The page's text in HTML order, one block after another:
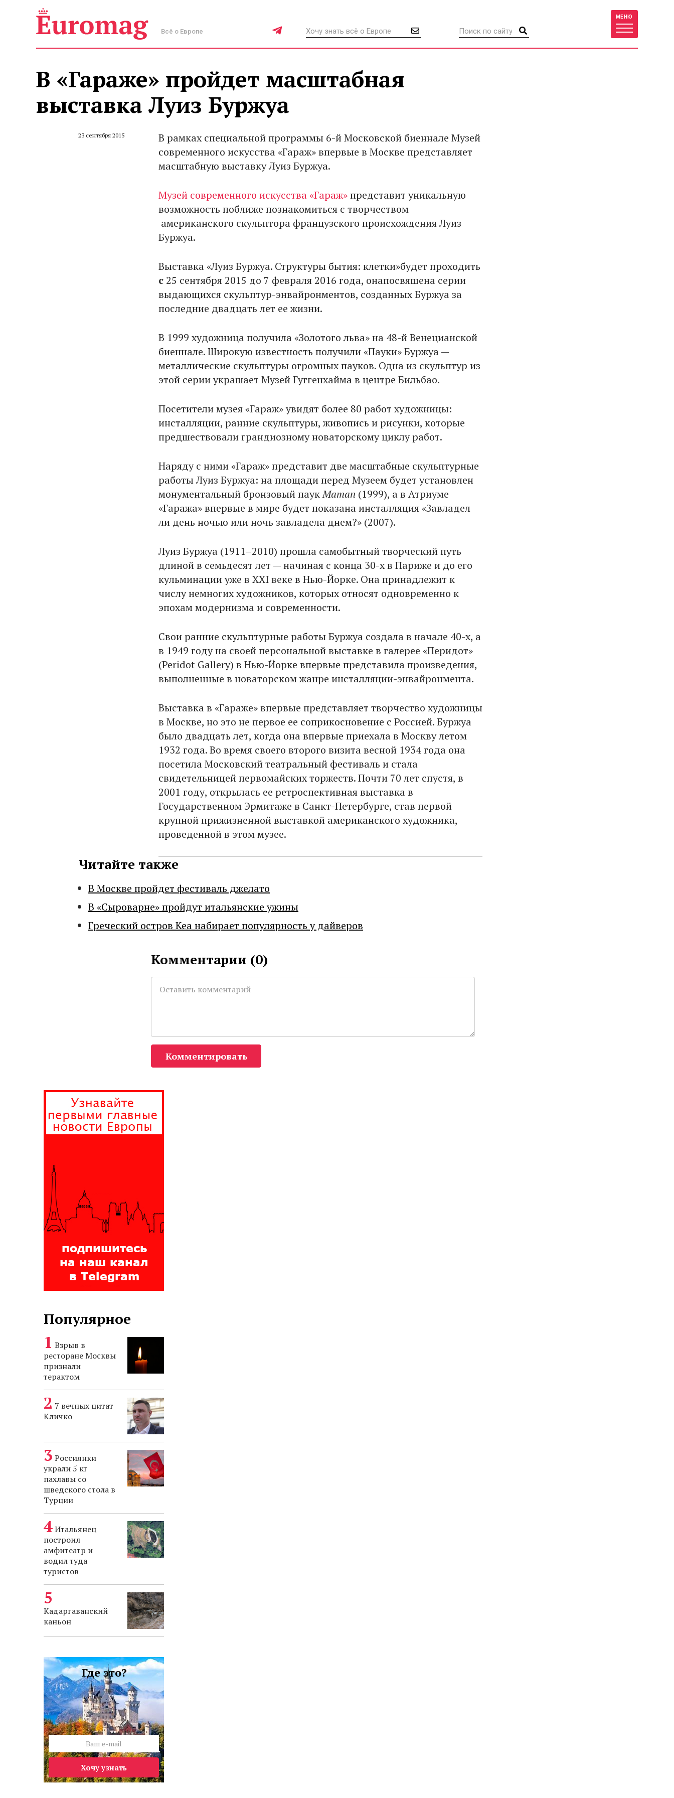
Всё о Европе
МЕНЮ
В «Гараже» пройдет масштабная
выставка Луиз Буржуа
23 сентября 2015
В рамках специальной программы 6-й Московской биеннале Музей
современного искусства «Гараж» впервые в Москве представляет
масштабную выставку Луиз Буржуа.
Музей современного искусства «Гараж»представит уникальную
возможность поближе познакомиться с творчеством
американского скульптора французского происхождения Луиз
Буржуа.
Выставка «Луиз Буржуа. Структуры бытия: клетки»будет проходить
с 25 сентября 2015 до 7 февраля 2016 года, онапосвящена серии
выдающихся скульптур-энвайронментов, созданных Буржуа за
последние двадцать лет ее жизни.
В 1999 художница получила «Золотого льва» на 48-й Венецианской
биеннале. Широкую известность получили «Пауки» Буржуа —
металлические скульптуры огромных пауков. Одна из скульптур из
этой серии украшает Музей Гуггенхайма в центре Бильбао.
Посетители музея «Гараж» увидят более 80 работ художницы:
инсталляции, ранние скульптуры, живопись и рисунки, которые
предшествовали грандиозному новаторскому циклу работ.
Наряду с ними «Гараж» представит две масштабные скульптурные
работы Луиз Буржуа: на площади перед Музеем будет установлен
монументальный бронзовый паукMaman (1999), а в Атриуме
«Гаража» впервые в мире будет показана инсталляция «Завладел
ли день ночью или ночь завладела днем?» (2007).
Луиз Буржуа (1911–2010) прошла самобытный творческий путь
длиной в семьдесят лет — начиная с конца 30-х в Париже и до его
кульминации уже в XXI веке в Нью-Йорке. Она принадлежит к
числу немногих художников, которых относят одновременно к
эпохам модернизма и современности.
Свои ранние скульптурные работы Буржуа создала в начале 40-х, а
в 1949 году на своей персональной выставке в галерее «Перидот»
(Peridot Gallery) в Нью-Йорке впервые представила произведения,
выполненные в новаторском жанре инсталляции-энвайронмента.
Выставка в «Гараже» впервые представляет творчество художницы
в Москве, но это не первое ее соприкосновение с Россией. Буржуа
было двадцать лет, когда она впервые приехала в Москву летом
1932 года. Во время своего второго визита весной 1934 года она
посетила Московский театральный фестиваль и стала
свидетельницей первомайских торжеств. Почти 70 лет спустя, в
2001 году, открылась ее ретроспективная выставка в
Государственном Эрмитаже в Санкт-Петербурге, став первой
крупной прижизненной выставкой американского художника,
проведенной в этом музее.
Читайте также
В Москве пройдет фестиваль джелато
В «Сыроварне» пройдут итальянские ужины
Греческий остров Кеа набирает популярность у дайверов
Комментарии (0)
Комментировать
Популярное
Взрыв в
ресторане Москвы
признали
терактом
7 вечных цитат
Кличко
Россиянки
украли 5 кг
пахлавы со
шведского стола в
Турции
Итальянец
построил
амфитеатр и
водил туда
туристов
Кадаргаванский
каньон
Где это?
Хочу узнать